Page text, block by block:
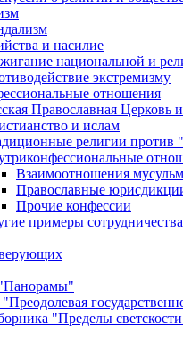
и насилие
национальной и
экстремизму
отношения
Православная Церковь
и ислам
религии против
Взаимоотношения
Православные
Прочие конфессии
примеры
"Пределы